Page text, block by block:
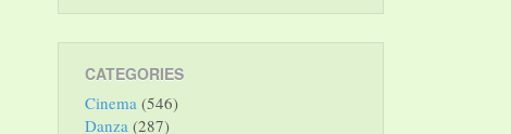
CATEGORIES
Cinema (546)
Danza (287)